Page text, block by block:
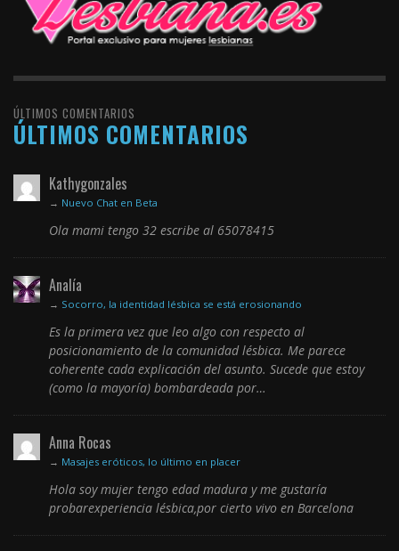
ÚLTIMOS COMENTARIOS
ÚLTIMOS COMENTARIOS
Kathygonzales
→ Nuevo Chat en Beta
Ola mami tengo 32 escribe al 65078415
Analía
→ Socorro, la identidad lésbica se está erosionando
Es la primera vez que leo algo con respecto al
posicionamiento de la comunidad lésbica. Me parece
coherente cada explicación del asunto. Sucede que estoy
(como la mayoría) bombardeada por…
Anna Rocas
→ Masajes eróticos, lo último en placer
Hola soy mujer tengo edad madura y me gustaría
probarexperiencia lésbica,por cierto vivo en Barcelona